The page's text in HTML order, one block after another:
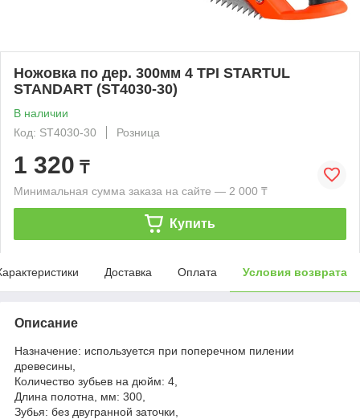
Ножовка по дер. 300мм 4 TPI STARTUL
STANDART (ST4030-30)
В наличии
Код: ST4030-30
Розница
1 320 ₸
Минимальная сумма заказа на сайте — 2 000 ₸
Купить
Доставка Оплата Условия возврата
Описание
Назначение: используется при поперечном пилении
древесины,
Количество зубьев на дюйм: 4,
Длина полотна, мм: 300,
Зубья: без двугранной заточки,